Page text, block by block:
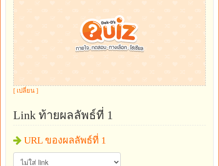
[ เปลี่ยน ]
Link ท้ายผลลัพธ์ที่ 1
URL ของผลลัพธ์ที่ 1